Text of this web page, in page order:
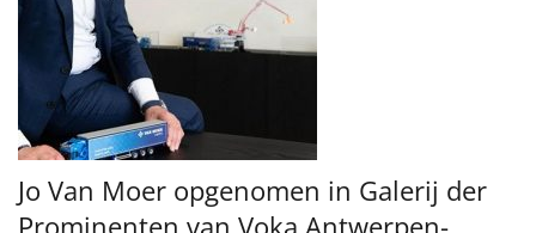
Jo Van Moer opgenomen in Galerij der
Prominenten van Voka Antwerpen-